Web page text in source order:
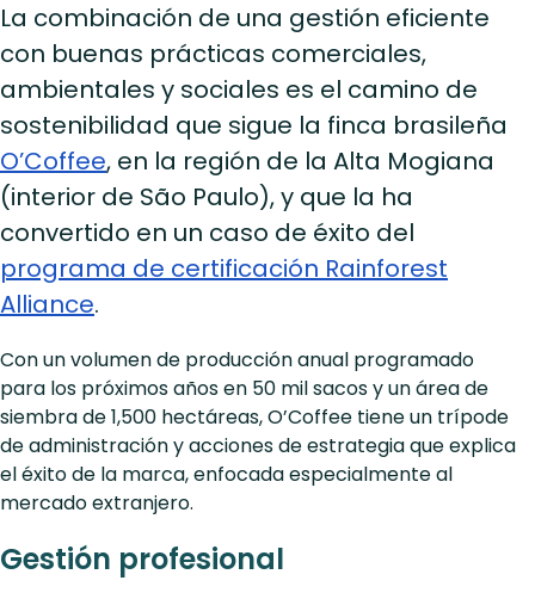
La combinación de una gestión eficiente
con buenas prácticas comerciales,
ambientales y sociales es el camino de
sostenibilidad que sigue la finca brasileña
O’Coffee, en la región de la Alta Mogiana
(interior de São Paulo), y que la ha
convertido en un caso de éxito del
programa de certificación Rainforest
Alliance.
Con un volumen de producción anual programado
para los próximos años en 50 mil sacos y un área de
siembra de 1,500 hectáreas, O’Coffee tiene un trípode
de administración y acciones de estrategia que explica
el éxito de la marca, enfocada especialmente al
mercado extranjero.
Gestión profesional